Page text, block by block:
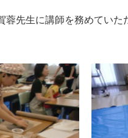
先生に講師を務めていた